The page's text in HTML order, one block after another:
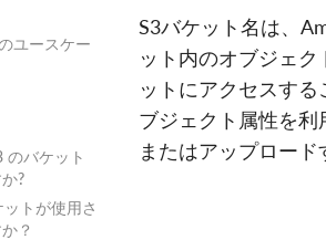
ユースケー
のバケット
?
トが使用さ
？
S3バケット名は、
ット内のオブジェ
ットにアクセスす
ブジェクト属性を
またはアップロー